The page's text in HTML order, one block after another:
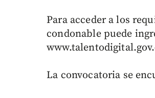
Para acceder a los
condonable puede
La convocatoria se